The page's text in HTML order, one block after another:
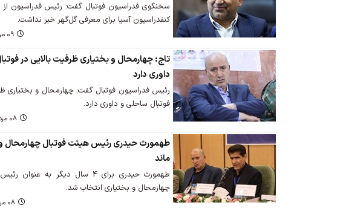
سخنگوی فدراسیون فوتبال گفت: رئیس فدراسیون از
کنفدراسیون آسیا برای معرفی گل‌گهر خبر نداشت.
09 مرداد 1405 - 11:57
تاج: چهارمحال و بختیاری ظرفیت بالایی در
داوری دارد
رئیس فدراسیون فوتبال گفت: چهارمحال و بختیاری
فوتبال ساحلی و داوری دارد.
08 مرداد 1405 - 15:58
طهمورث حیدری رئیس هیئت فوتبال چهارمحال
ماند
طهمورث حیدری برای 4 سال دیگر به
چهارمحال و بختیاری انتخاب شد.
08 مرداد 1405 - 15:51